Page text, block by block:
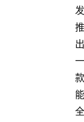
发
推
出
一
款
能
全